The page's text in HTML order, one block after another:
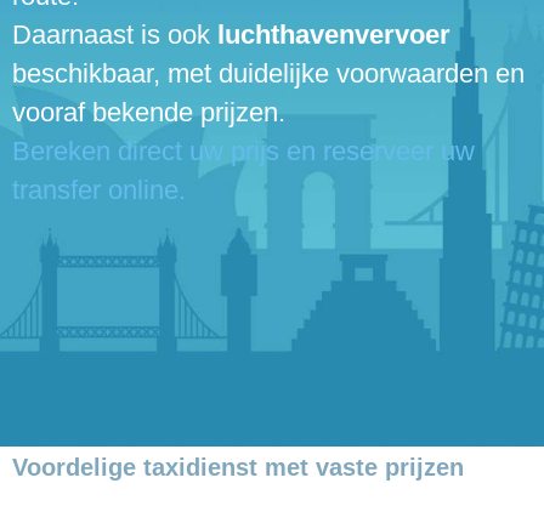
Daarnaast is ook luchthavenvervoer
beschikbaar, met duidelijke voorwaarden en
vooraf bekende prijzen.
Bereken direct uw prijs en reserveer uw
transfer online.
Voordelige taxidienst met vaste prijzen